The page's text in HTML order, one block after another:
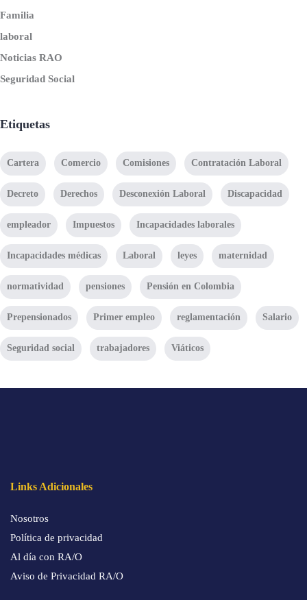
Familia
laboral
Noticias RAO
Seguridad Social
Etiquetas
Cartera Comercio Comisiones Contratación Laboral
Decreto Derechos Desconexión Laboral Discapacidad
empleador Impuestos Incapacidades laborales
Incapacidades médicas Laboral leyes maternidad
normatividad pensiones Pensión en Colombia
Prepensionados Primer empleo reglamentación Salario
Seguridad social trabajadores Viáticos
Links Adicionales
Nosotros
Política de privacidad
Al día con RA/O
Aviso de Privacidad RA/O